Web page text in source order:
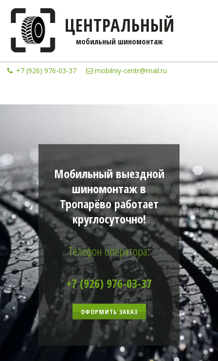
ЦЕНТРАЛЬНЫЙ
мобильны­­й шиномонтаж
+7 (926) 976-03-37 mobilniy-centr@mail.ru
Мобильный выездной
шиномонтаж в
Тропарёво работает
круглосуточно!
Телефон оператора:
+7 (926) 976-03-37
ОФОРМИТЬ ЗАКАЗ